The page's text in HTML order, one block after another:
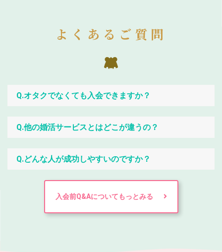
よくあるご質問
Q.オタクでなくても入会できますか？
Q.他の婚活サービスとはどこが違うの？
Q.どんな人が成功しやすいのですか？
入会前Q&Aについてもっとみる